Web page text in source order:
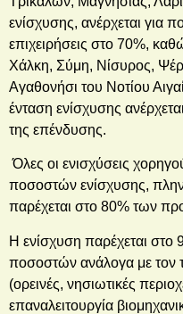
ενίσχυσης, ανέρχεται για
επιχειρήσεις στο 70%,
Χάλκη, Σύμη, Νίσυρος,
Αγαθονήσι του Νοτίου
ένταση ενίσχυσης
της επένδυσης.
Όλες οι ενισχύσεις
ποσοστών ενίσχυσης,
παρέχεται στο 80% των
Η ενίσχυση παρέχεται
ποσοστών ανάλογα με τον
(ορεινές, νησιωτικές
επαναλειτουργία